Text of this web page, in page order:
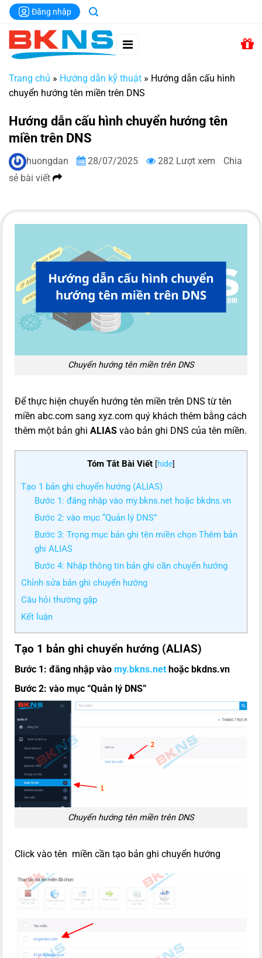
Chuyển
đến
dung
Đăng nhập
Trang chủ » Hướng dẫn kỹ thuật » Hướng dẫn cấu hình
chuyển hướng tên miền trên DNS
Hướng dẫn cấu hình chuyển hướng tên
miền trên DNS
huongdan 28/07/2025 282 Lượt xem
Chia
sẻ bài viết
Chuyển hướng tên miền trên DNS
Để thực hiện chuyển hướng tên miền trên DNS từ tên
miền abc.com sang xyz.com quý khách thêm bằng cách
thêm một bản ghi ALIAS vào bản ghi DNS của tên miền.
Tóm Tắt Bài Viết [hide]
Tạo 1 bản ghi chuyển hướng (ALIAS)
Bước 1: đăng nhập vào my.bkns.net hoặc bkdns.vn
Bước 2: vào mục “Quản lý DNS”
Bước 3: Trọng mục bản ghi tên miền chọn Thêm bản
ghi ALIAS
Bước 4: Nhập thông tin bản ghi cần chuyển hướng
Chỉnh sửa bản ghi chuyển hướng
Câu hỏi thường gặp
Kết luận
Tạo 1 bản ghi chuyển hướng (ALIAS)
Bước 1: đăng nhập vào my.bkns.net hoặc bkdns.vn
Bước 2: vào mục “Quản lý DNS”
Chuyển hướng tên miền trên DNS
Click vào tên miền cần tạo bản ghi chuyển hướng